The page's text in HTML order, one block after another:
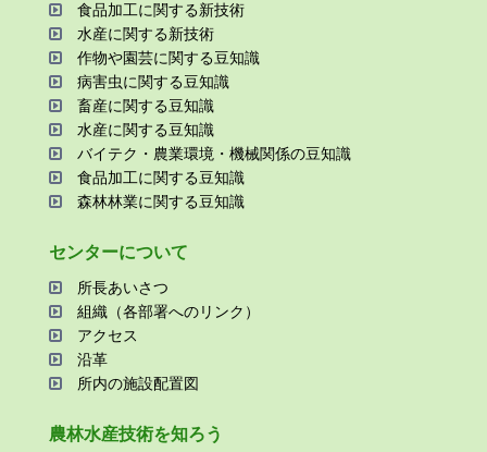
⾷品加⼯に関する新技術
⽔産に関する新技術
作物や園芸に関する⾖知識
病害⾍に関する⾖知識
畜産に関する⾖知識
⽔産に関する⾖知識
バイテク・農業環境・機械関係の⾖知識
⾷品加⼯に関する⾖知識
森林林業に関する⾖知識
センターについて
所⻑あいさつ
組織（各部署へのリンク）
アクセス
沿⾰
所内の施設配置図
農林⽔産技術を知ろう